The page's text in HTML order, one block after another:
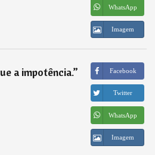
WhatsApp
Imagem
a impotência.”
Facebook
Twitter
WhatsApp
Imagem